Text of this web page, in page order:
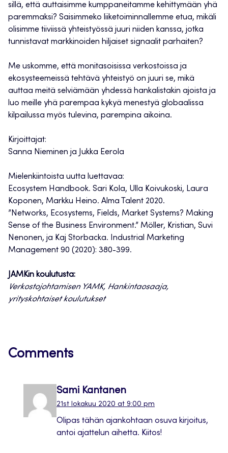
sillä, että auttaisimme kumppaneitamme kehittymään yhä
paremmaksi? Saisimmeko liiketoiminnallemme etua, mikäli
olisimme tiiviissä yhteistyössä juuri niiden kanssa, jotka
tunnistavat markkinoiden hiljaiset signaalit parhaiten?
Me uskomme, että monitasoisissa verkostoissa ja
ekosysteemeissä tehtävä yhteistyö on juuri se, mikä
auttaa meitä selviämään yhdessä hankalistakin ajoista ja
luo meille yhä parempaa kykyä menestyä globaalissa
kilpailussa myös tulevina, parempina aikoina.
Kirjoittajat:
Sanna Nieminen ja Jukka Eerola
Mielenkiintoista uutta luettavaa:
Ecosystem Handbook. Sari Kola, Ulla Koivukoski, Laura
Koponen, Markku Heino. Alma Talent 2020.
”Networks, Ecosystems, Fields, Market Systems? Making
Sense of the Business Environment.” Möller, Kristian, Suvi
Nenonen, ja Kaj Storbacka. Industrial Marketing
Management 90 (2020): 380-399.
JAMKin koulutusta:
Verkostojohtamisen YAMK, Hankintaosaaja,
yrityskohtaiset koulutukset
Comments
Sami Kantanen
21st lokakuu 2020 at 9:00 pm
Olipas tähän ajankohtaan osuva kirjoitus,
antoi ajattelun aihetta. Kiitos!